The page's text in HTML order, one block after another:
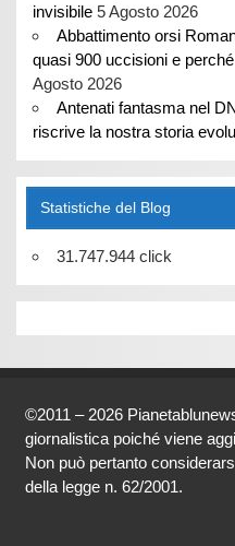
invisibile 5 Agosto 2026
Abbattimento orsi
quasi 900 uccisioni e
Agosto 2026
Antenati fantasma nel
riscrive la nostra storia
Statistiche del Blog
31.747.944 click
©2011 – 2026
giornalistica poiché viene
Non può pertanto
della legge n. 62/2001.